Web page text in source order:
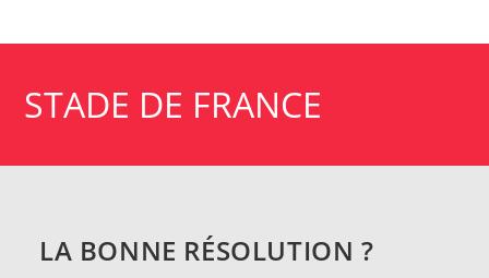
STADE DE FRANCE
LA BONNE RÉSOLUTION ?